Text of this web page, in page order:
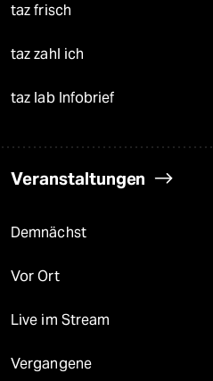
taz frisch
taz zahl ich
taz lab Infobrief
Veranstaltungen
Demnächst
Vor Ort
Live im Stream
Vergangene